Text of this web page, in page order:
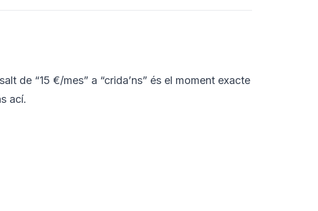
de “15 €/mes” a “crida’ns” és el moment exacte
ací.